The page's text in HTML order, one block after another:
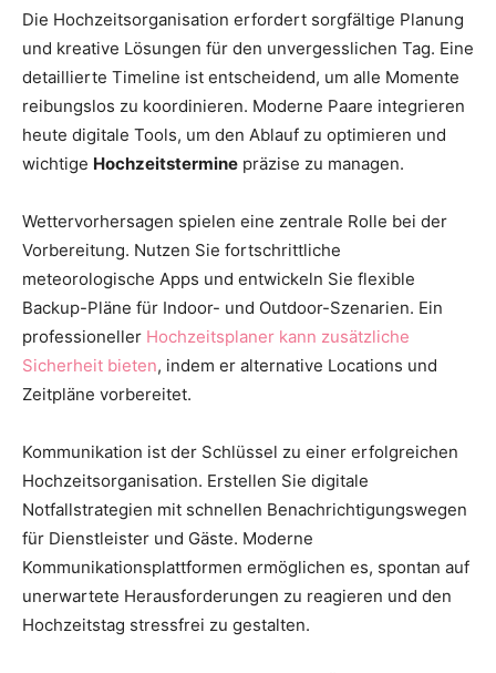
Die Hochzeitsorganisation erfordert sorgfältige Planung
und kreative Lösungen für den unvergesslichen Tag. Eine
detaillierte Timeline ist entscheidend, um alle Momente
reibungslos zu koordinieren. Moderne Paare integrieren
heute digitale Tools, um den Ablauf zu optimieren und
wichtige Hochzeitstermine präzise zu managen.
Wettervorhersagen spielen eine zentrale Rolle bei der
Vorbereitung. Nutzen Sie fortschrittliche
meteorologische Apps und entwickeln Sie flexible
Backup-Pläne für Indoor- und Outdoor-Szenarien. Ein
professioneller Hochzeitsplaner kann zusätzliche
Sicherheit bieten, indem er alternative Locations und
Zeitpläne vorbereitet.
Kommunikation ist der Schlüssel zu einer erfolgreichen
Hochzeitsorganisation. Erstellen Sie digitale
Notfallstrategien mit schnellen Benachrichtigungswegen
für Dienstleister und Gäste. Moderne
Kommunikationsplattformen ermöglichen es, spontan auf
unerwartete Herausforderungen zu reagieren und den
Hochzeitstag stressfrei zu gestalten.